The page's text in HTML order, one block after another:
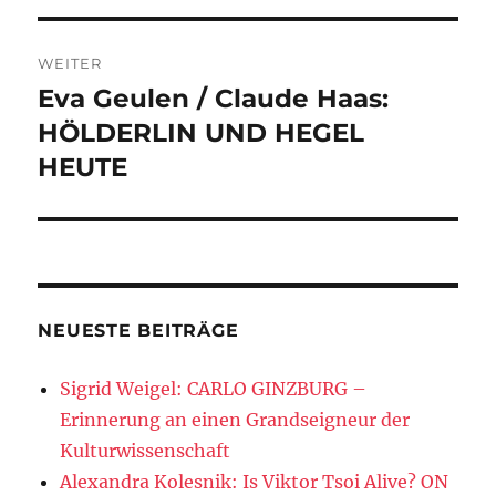
WEITER
Nächster
Beitrag:
Eva Geulen / Claude Haas:
HÖLDERLIN UND HEGEL
HEUTE
NEUESTE BEITRÄGE
Sigrid Weigel: CARLO GINZBURG –
Erinnerung an einen Grandseigneur der
Kulturwissenschaft
Alexandra Kolesnik: Is Viktor Tsoi Alive? ON